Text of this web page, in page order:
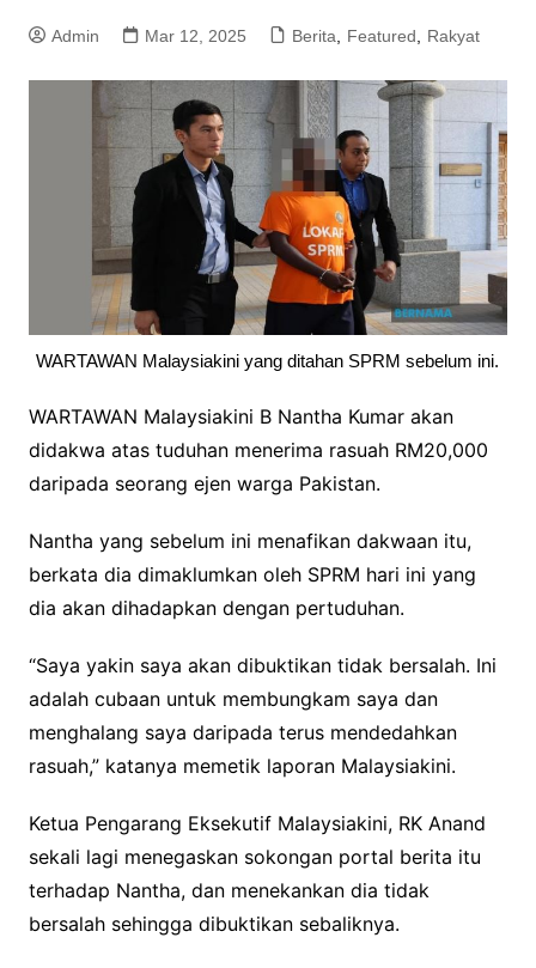
Admin Mar 12, 2025 Berita, Featured, Rakyat
WARTAWAN Malaysiakini yang ditahan SPRM sebelum ini.
WARTAWAN Malaysiakini B Nantha Kumar akan
didakwa atas tuduhan menerima rasuah RM20,000
daripada seorang ejen warga Pakistan.
Nantha yang sebelum ini menafikan dakwaan itu,
berkata dia dimaklumkan oleh SPRM hari ini yang
dia akan dihadapkan dengan pertuduhan.
“Saya yakin saya akan dibuktikan tidak bersalah. Ini
adalah cubaan untuk membungkam saya dan
menghalang saya daripada terus mendedahkan
rasuah,” katanya memetik laporan Malaysiakini.
Ketua Pengarang Eksekutif Malaysiakini, RK Anand
sekali lagi menegaskan sokongan portal berita itu
terhadap Nantha, dan menekankan dia tidak
bersalah sehingga dibuktikan sebaliknya.